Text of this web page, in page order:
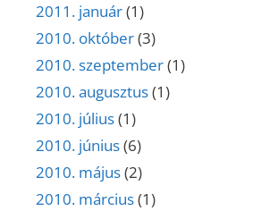
2011. január(1)
2010. október(3)
2010. szeptember(1)
2010. augusztus(1)
2010. július(1)
2010. június(6)
2010. május(2)
2010. március(1)